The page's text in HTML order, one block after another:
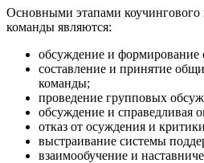
Основными этапами
команды являются:
обсуждение и
составление и принятие
команды;
проведение групповых
обсуждение и справедливая
отказ от осуждения и
выстраивание системы
взаимообучение и